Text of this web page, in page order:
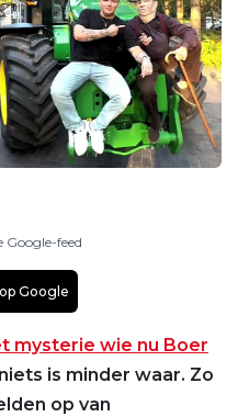
feed
Google
mysterie wie nu Boer
is minder waar. Zo
op van